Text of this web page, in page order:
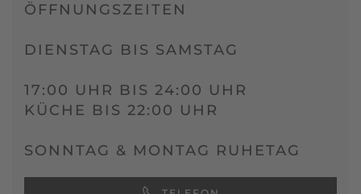
ÖFFNUNGSZEITEN
DIENSTAG BIS SAMSTAG
17:00 UHR BIS 24:00 UHR
KÜCHE BIS 22:00 UHR
SONNTAG & MONTAG RUHETAG